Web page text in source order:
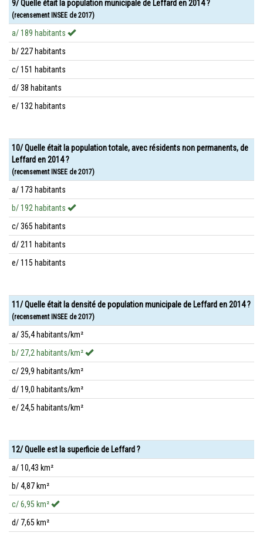
9/ Quelle était la population municipale de Leffard en 2014 ?
(recensement INSEE de 2017)
a/ 189 habitants
b/ 227 habitants
c/ 151 habitants
d/ 38 habitants
e/ 132 habitants
10/ Quelle était la population totale, avec résidents non permanents, de
Leffard en 2014 ?
(recensement INSEE de 2017)
a/ 173 habitants
b/ 192 habitants
c/ 365 habitants
d/ 211 habitants
e/ 115 habitants
11/ Quelle était la densité de population municipale de Leffard en 2014 ?
(recensement INSEE de 2017)
a/ 35,4 habitants/km²
b/ 27,2 habitants/km²
c/ 29,9 habitants/km²
d/ 19,0 habitants/km²
e/ 24,5 habitants/km²
12/ Quelle est la superficie de Leffard ?
a/ 10,43 km²
b/ 4,87 km²
c/ 6,95 km²
d/ 7,65 km²